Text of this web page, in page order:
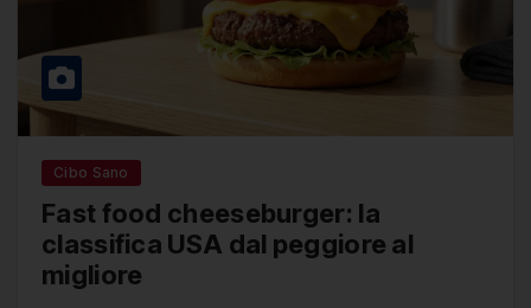
Cibo Sano
Fast food cheeseburger: la
classifica USA dal peggiore al
migliore